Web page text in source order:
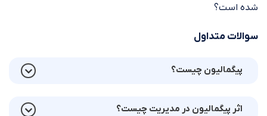
شده است؟
سوالات متداول
پیگمالیون چیست؟
اثر پیگمالیون در مدیریت چیست؟